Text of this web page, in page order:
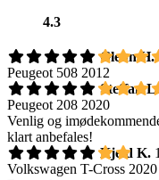
4.3
Glenn H.
Peugeot 508 2012
Steffan L.
Peugeot 208 2020
Venlig og
klart anbefales!
Kjeld K.
Volkswagen T-Cross 2020